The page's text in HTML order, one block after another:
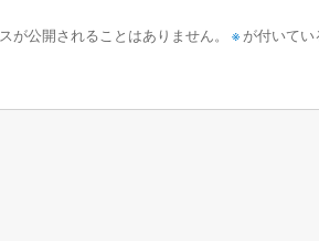
が公開されることはありません。 ※ が付いて